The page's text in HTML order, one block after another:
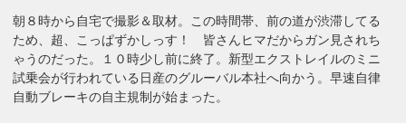
朝８時から自宅で撮影＆取材。この時間帯、前の道が渋滞してる
ため、超、こっぱずかしっす！ 皆さんヒマだからガン見されち
ゃうのだった。１０時少し前に終了。新型エクストレイルのミニ
試乗会が行われている日産のグルーバル本社へ向かう。早速自律
自動ブレーキの自主規制が始まった。